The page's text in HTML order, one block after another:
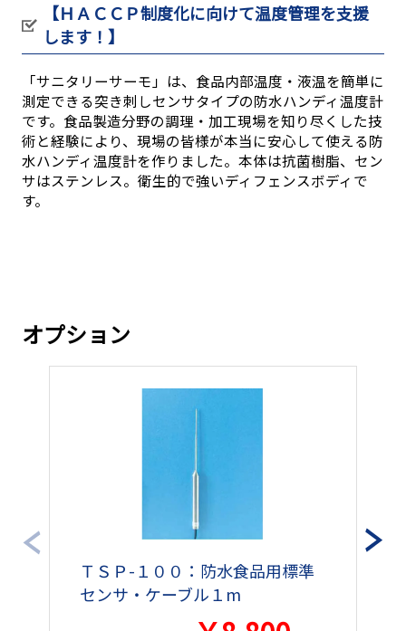
【ＨＡＣＣＰ制度化に向けて温度管理を支援
します！】
「サニタリーサーモ」は、食品内部温度・液温を簡単に
測定できる突き刺しセンサタイプの防水ハンディ温度計
です。食品製造分野の調理・加工現場を知り尽くした技
術と経験により、現場の皆様が本当に安心して使える防
水ハンディ温度計を作りました。本体は抗菌樹脂、セン
サはステンレス。衛生的で強いディフェンスボディで
す。
オプション
ＴＳＰ-１００：防水食品用標準
センサ・ケーブル１m